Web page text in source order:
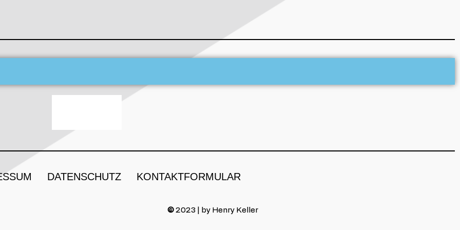
DATENSCHUTZ KONTAKTFORMULAR
©2023 | by Henry Keller